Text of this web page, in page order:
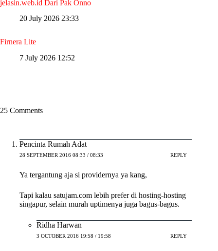
jelasin.web.id Dari Pak Onno
20 July 2026 23:33
Firnera Lite
7 July 2026 12:52
25 Comments
Pencinta Rumah Adat
28 SEPTEMBER 2016 08:33 / 08:33 REPLY
Ya tergantung aja si providernya ya kang,
Tapi kalau satujam.com lebih prefer di hosting-hosting
singapur, selain murah uptimenya juga bagus-bagus.
Ridha Harwan
3 OCTOBER 2016 19:58 / 19:58 REPLY